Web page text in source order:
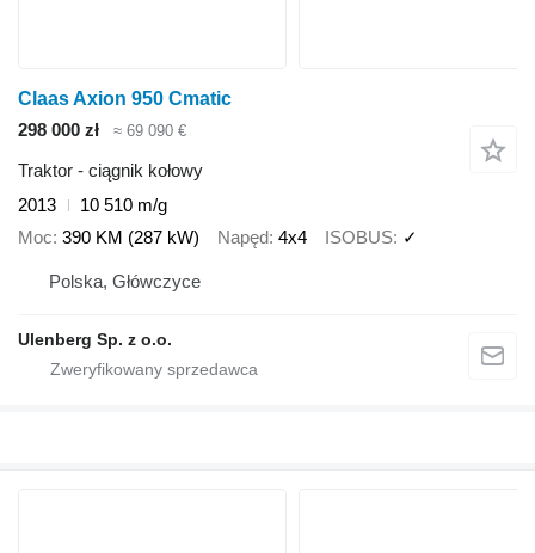
Claas Axion 950 Cmatic
298 000 zł
≈ 69 090 €
Traktor - ciągnik kołowy
2013
10 510 m/g
Moc 390 KM (287 kW) Napęd 4x4 ISOBUS ✓
Polska, Główczyce
Ulenberg Sp. z o.o.